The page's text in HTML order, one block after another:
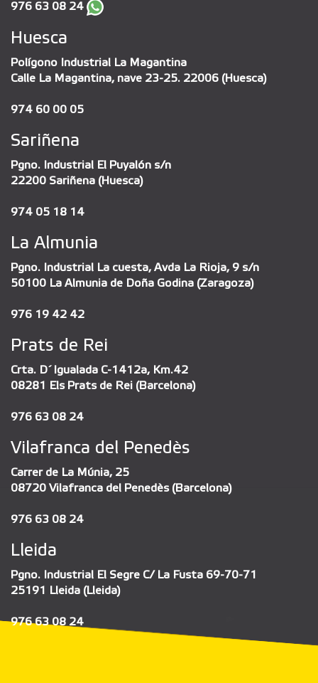
976 63 08 24
Huesca
Polígono Industrial La Magantina
Calle La Magantina, nave 23-25. 22006 (Huesca)
974 60 00 05
Sariñena
Pgno. Industrial El Puyalón s/n
22200 Sariñena (Huesca)
974 05 18 14
La Almunia
Pgno. Industrial La cuesta, Avda La Rioja, 9 s/n
50100 La Almunia de Doña Godina (Zaragoza)
976 19 42 42
Prats de Rei
Crta. D´Igualada C-1412a, Km.42
08281 Els Prats de Rei (Barcelona)
976 63 08 24
Vilafranca del Penedès
Carrer de La Múnia, 25
08720 Vilafranca del Penedès (Barcelona)
976 63 08 24
Lleida
Pgno. Industrial El Segre C/ La Fusta 69-70-71
25191 Lleida (Lleida)
976 63 08 24